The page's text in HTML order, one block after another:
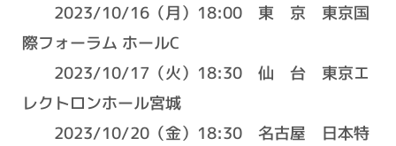
2023/10/16（月）18:00 東 京 東京国
際フォーラム ホールC
2023/10/17（火）18:30 仙 台 東京エ
レクトロンホール宮城
2023/10/20（金）18:30 名古屋 日本特